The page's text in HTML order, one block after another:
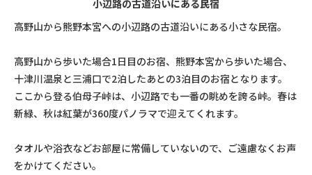
小辺路の古道沿いにある民宿
高野山から熊野本宮への小辺路の古道沿いにある小さな民宿。
高野山から歩いた場合1日目のお宿、熊野本宮から歩いた場合、
十津川温泉と三浦口で2泊したあとの3泊目のお宿となります。
ここから登る伯母子峠は、小辺路でも一番の眺めを誇る峠。春は
新緑、秋は紅葉が360度パノラマで迎えてくれます。
タオルや浴衣などお部屋に常備していないので、ご遠慮なくお声
をかけてください。